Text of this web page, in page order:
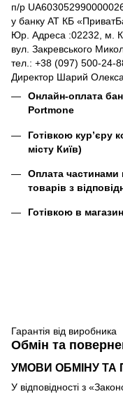
п/р
у банку АТ КБ
Юр. Адреса :02232, м.
вул. Закревського
тел.: +38 (097) 500-24-
Директор Шарий
Онлайн-оплата
Portmone
Готівкою кур’єру
місту Київ)
Оплата частинами
товарів з
Готівкою в
Гарантія від виробника
Обмін та
УМОВИ ОБМІНУ
У відповідності з